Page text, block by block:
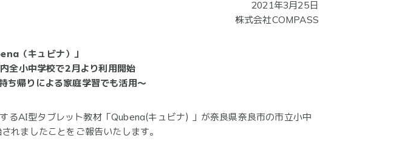
2021年3月25日
株式会社COMPASS
（キュビナ）」
全小中学校で2月より利用開始
ち帰りによる家庭学習でも活用～
るAI型タブレット教材「Qubena(キュビナ) 」が奈良県奈良市の市立小中
れましたことをご報告いたします。